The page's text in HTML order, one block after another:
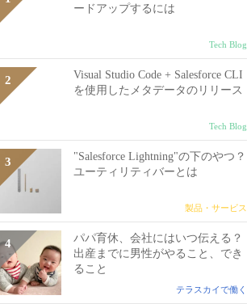
ードアップするには
Tech Blog
Visual Studio Code + Salesforce CLI
を使用したメタデータのリリース
Tech Blog
"Salesforce Lightning"の下のやつ？
ユーティリティバーとは
製品・サービス
パパ育休、会社にはいつ伝える？
出産までに男性がやること、でき
ること
テラスカイで働く